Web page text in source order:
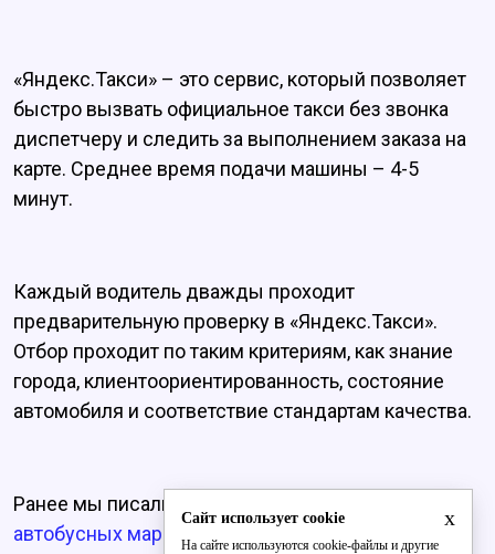
«Яндекс.Такси» – это сервис, который позволяет
быстро вызвать официальное такси без звонка
диспетчеру и следить за выполнением заказа на
карте. Среднее время подачи машины – 4-5
минут.
Каждый водитель дважды проходит
предварительную проверку в «Яндекс.Такси».
Отбор проходит по таким критериям, как знание
города, клиентоориентированность, состояние
автомобиля и соответствие стандартам качества.
Ранее мы писали, что
автобусных маршрута
x
Сайт использует cookie
На сайте используются cookie-файлы и другие